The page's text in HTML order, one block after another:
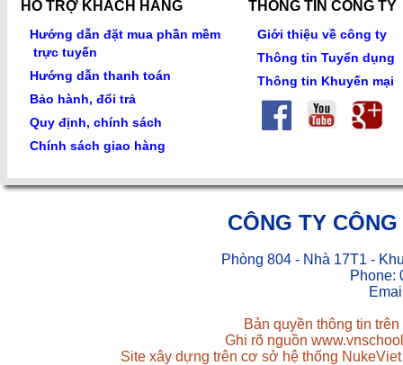
HỖ TRỢ KHÁCH HÀNG
Hướng dẫn đặt mua phần mềm
trực tuyến
Hướng dẫn thanh toán
Bảo hành, đổi trả
Quy định, chính sách
Chính sách giao hàng
THÔNG TIN CÔNG TY
Giới thiệu về công ty
Thông tin Tuyển dụng
Thông tin Khuyến mại
CÔNG TY
Phòng 804 - Nhà 17T1 -
Phone:
Bản quyền thông tin
Ghi rõ nguồn
Site xây dựng trên cơ sở hệ thống